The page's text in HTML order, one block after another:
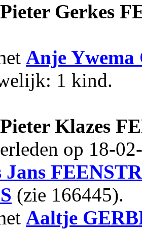
Pieter Gerkes
Anje Ywema
1 kind.
Pieter Klazes
op 18-
Jans
(zie 166445).
Aaltje